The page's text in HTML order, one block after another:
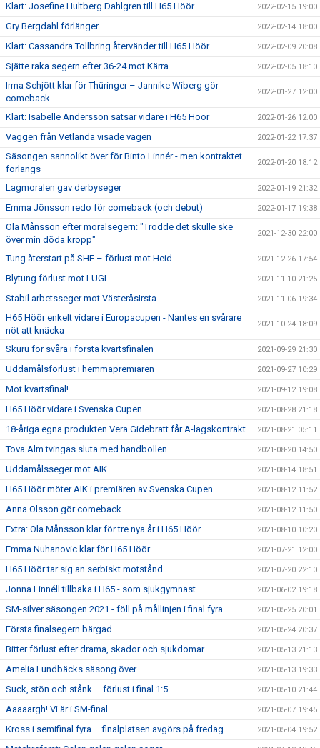
Klart: Josefine Hultberg Dahlgren till H65 Höör 2022-02-15 19:00
Gry Bergdahl förlänger 2022-02-14 18:00
Klart: Cassandra Tollbring återvänder till H65 Höör 2022-02-09 20:08
Sjätte raka segern efter 36-24 mot Kärra 2022-02-05 18:10
Irma Schjött klar för Thüringer – Jannike Wiberg gör
comeback
2022-01-27 12:00
Klart: Isabelle Andersson satsar vidare i H65 Höör 2022-01-26 12:00
Väggen från Vetlanda visade vägen 2022-01-22 17:37
Säsongen sannolikt över för Binto Linnér - men kontraktet
förlängs
2022-01-20 18:12
Lagmoralen gav derbyseger 2022-01-19 21:32
Emma Jönsson redo för comeback (och debut) 2022-01-17 19:38
Ola Månsson efter moralsegern: "Trodde det skulle ske
över min döda kropp"
2021-12-30 22:00
Tung återstart på SHE – förlust mot Heid 2021-12-26 17:54
Blytung förlust mot LUGI 2021-11-10 21:25
Stabil arbetsseger mot VästeråsIrsta 2021-11-06 19:34
H65 Höör enkelt vidare i Europacupen - Nantes en svårare
nöt att knäcka
2021-10-24 18:09
Skuru för svåra i första kvartsfinalen 2021-09-29 21:30
Uddamålsförlust i hemmapremiären 2021-09-27 10:29
Mot kvartsfinal! 2021-09-12 19:08
H65 Höör vidare i Svenska Cupen 2021-08-28 21:18
18-åriga egna produkten Vera Gidebratt får A-lagskontrakt 2021-08-21 05:11
Tova Alm tvingas sluta med handbollen 2021-08-20 14:50
Uddamålsseger mot AIK 2021-08-14 18:51
H65 Höör möter AIK i premiären av Svenska Cupen 2021-08-12 11:52
Anna Olsson gör comeback 2021-08-12 11:50
Extra: Ola Månsson klar för tre nya år i H65 Höör 2021-08-10 10:20
Emma Nuhanovic klar för H65 Höör 2021-07-21 12:00
H65 Höör tar sig an serbiskt motstånd 2021-07-20 22:10
Jonna Linnéll tillbaka i H65 - som sjukgymnast 2021-06-02 19:18
SM-silver säsongen 2021 - föll på mållinjen i final fyra 2021-05-25 20:01
Första finalsegern bärgad 2021-05-24 20:37
Bitter förlust efter drama, skador och sjukdomar 2021-05-13 21:13
Amelia Lundbäcks säsong över 2021-05-13 19:33
Suck, stön och stånk – förlust i final 1:5 2021-05-10 21:44
Aaaaargh! Vi är i SM-final 2021-05-07 19:45
Kross i semifinal fyra – finalplatsen avgörs på fredag 2021-05-04 19:52